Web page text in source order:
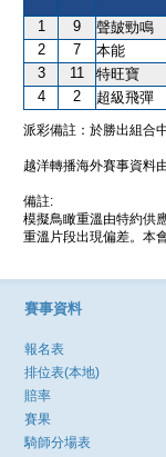
1 9 聲皷勁鳴
2
7 本能
3
11 特旺寶
4
2 超級飛彈
派彩備註：於勝出組合
越洋轉播海外賽事資料
備註:
模擬鳥瞰重溫由特約供
重溫片段出現偏差。本
賽事資料
報名表
排位表(本地)
賠率
賽果
騎師分場表